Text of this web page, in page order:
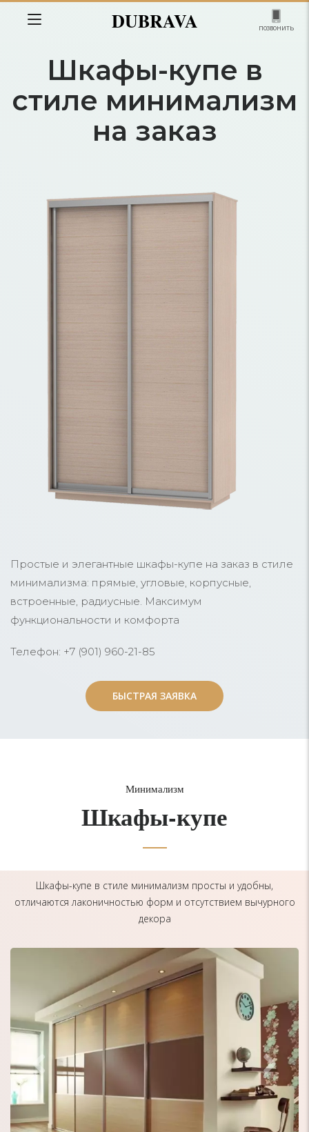
DUBRAVA позвонить
Шкафы-купе в
стиле минимализм
на заказ
Простые и элегантные шкафы-купе на заказ в стиле
минимализма: прямые, угловые, корпусные,
встроенные, радиусные. Максимум
функциональности и комфорта
Телефон: +7 (901) 960-21-85
БЫСТРАЯ ЗАЯВКА
БЫСТРАЯ ЗАЯВКА
Минимализм
Шкафы-купе
Шкафы-купе в стиле минимализм просты и удобны,
отличаются лаконичностью форм и отсутствием вычурного
декора